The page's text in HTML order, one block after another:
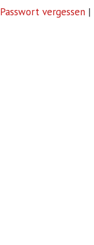
Passwort vergessen |